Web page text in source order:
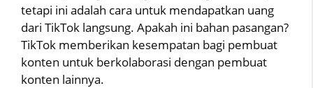
tetapi ini adalah cara untuk mendapatkan uang
dari TikTok langsung. Apakah ini bahan pasangan?
TikTok memberikan kesempatan bagi pembuat
konten untuk berkolaborasi dengan pembuat
konten lainnya.